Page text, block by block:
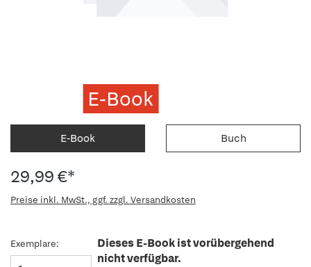
E-Book
E-Book Buch
29,99 €*
Preise inkl. MwSt., ggf. zzgl. Versandkosten
Exemplare:
Dieses E-Book ist vorübergehend
nicht verfügbar.